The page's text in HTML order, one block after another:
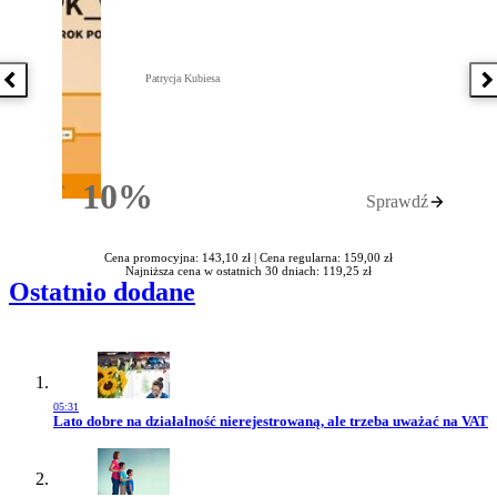
Poprzednia książka
10%Rabatu
Patrycja Kubiesa
Sprawdź
Cena promocyjna: 143,10 zł | Cena regularna: 159,00 zł
Najniższa cena w ostatnich 30 dniach: 119,25 zł
Ostatnio dodane
05:31
Przejdź do artykułu:
Lato dobre na działalność nierejestrowaną, ale trzeba uważać na VAT